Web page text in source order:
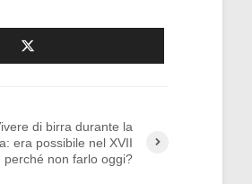
di birra durante la
era possibile nel XVII
perché non farlo oggi?